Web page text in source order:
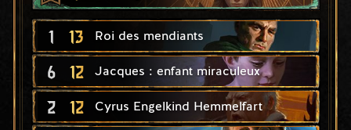
1 13 Roi des mendiants
6 12 Jacques : enfant miraculeux
2 12 Cyrus Engelkind Hemmelfart